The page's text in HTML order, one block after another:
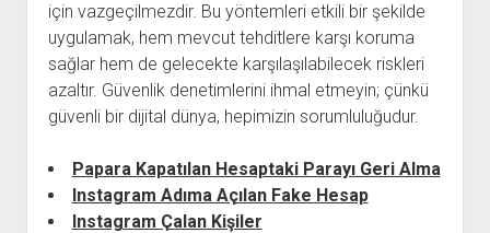
için vazgeçilmezdir. Bu yöntemleri etkili bir şekilde
uygulamak, hem mevcut tehditlere karşı koruma
sağlar hem de gelecekte karşılaşılabilecek riskleri
azaltır. Güvenlik denetimlerini ihmal etmeyin; çünkü
güvenli bir dijital dünya, hepimizin sorumluluğudur.
Papara Kapatılan Hesaptaki Parayı Geri Alma
Instagram Adıma Açılan Fake Hesap
Instagram Çalan Kişiler